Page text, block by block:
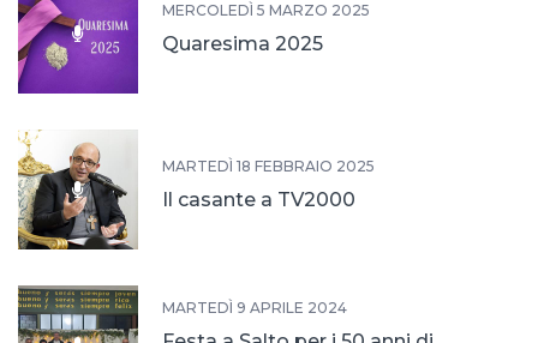
MERCOLEDÌ 5 MARZO 2025
Quaresima 2025
MARTEDÌ 18 FEBBRAIO 2025
Il casante a TV2000
MARTEDÌ 9 APRILE 2024